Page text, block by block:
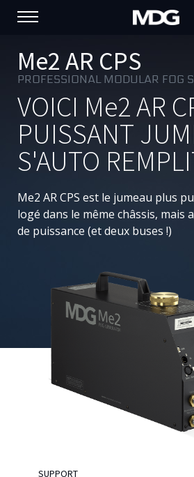
PRODUITS
SUPPORT
PORTFOLIO
À PROPOS
OÙ ACHETER
RENCONTREZ-NOUS
Contactez-nous
Me2 AR CPS
PROFESSIONAL MODULAR FOG
VOICI Me2 AR
PUISSANT
S'AUTO
Me2 AR CPS est le jumeau plus
logé dans le même châssis, mais
de puissance (et deux buses !)
SUPPORT